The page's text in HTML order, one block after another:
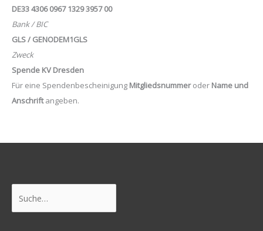
DE33 4306 0967 1329 3957 00
Bank / BIC
GLS / GENODEM1GLS
Zweck
Spende KV Dresden
Für eine Spendenbescheinigung Mitgliedsnummeroder Name und
Anschriftangeben.